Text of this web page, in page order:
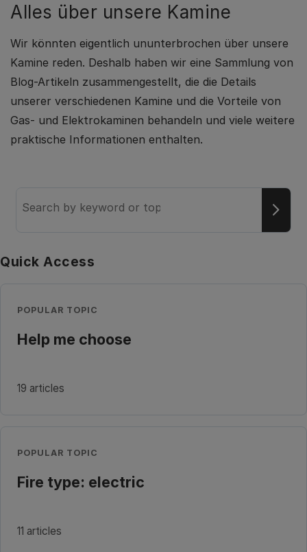
Alles über unsere Kamine
Wir könnten eigentlich ununterbrochen über unsere
Kamine reden. Deshalb haben wir eine Sammlung von
Blog-Artikeln zusammengestellt, die die Details
unserer verschiedenen Kamine und die Vorteile von
Gas- und Elektrokaminen behandeln und viele weitere
praktische Informationen enthalten.
the
knowledge
Quick Access
POPULAR TOPIC
Help me choose
19 articles
POPULAR TOPIC
Fire type: electric
11 articles